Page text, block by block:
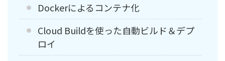
Dockerによるコンテナ化
Cloud Buildを使った自動ビルド＆デプ
ロイ